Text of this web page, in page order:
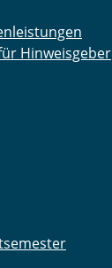
Hinweisgeber